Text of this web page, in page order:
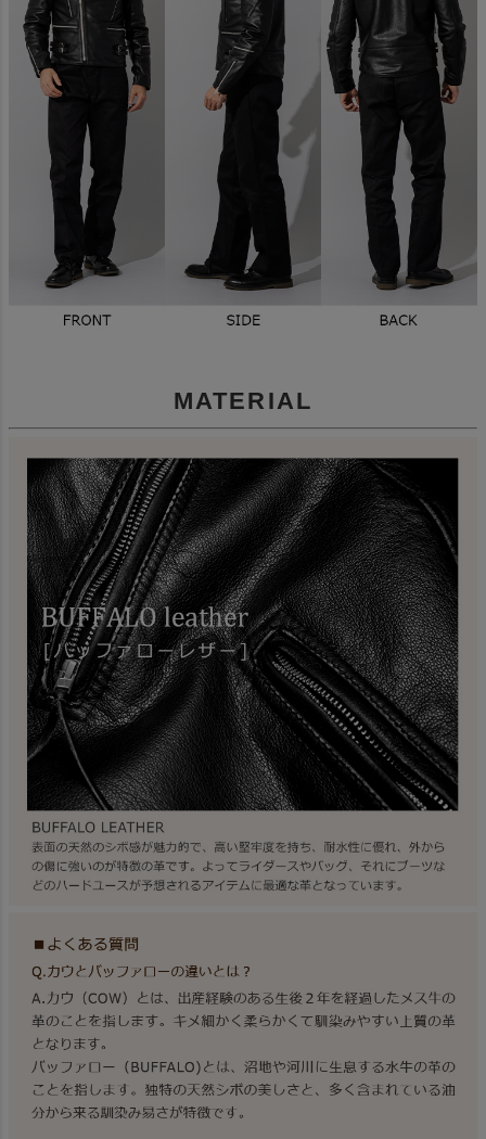
MATERIAL